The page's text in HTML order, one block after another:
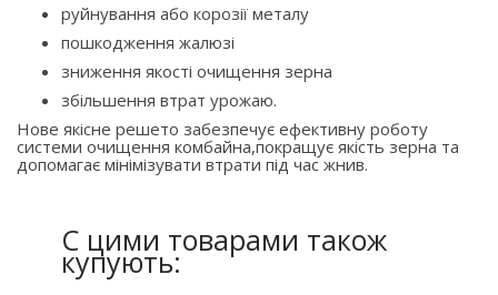
руйнування або корозії металу
пошкодження жалюзі
зниження якості очищення зерна
збільшення втрат урожаю.
Нове якісне решето забезпечує ефективну роботу
системи очищення комбайна,покращує якість зерна та
допомагає мінімізувати втрати під час жнив.
C цими товарами також
купують: